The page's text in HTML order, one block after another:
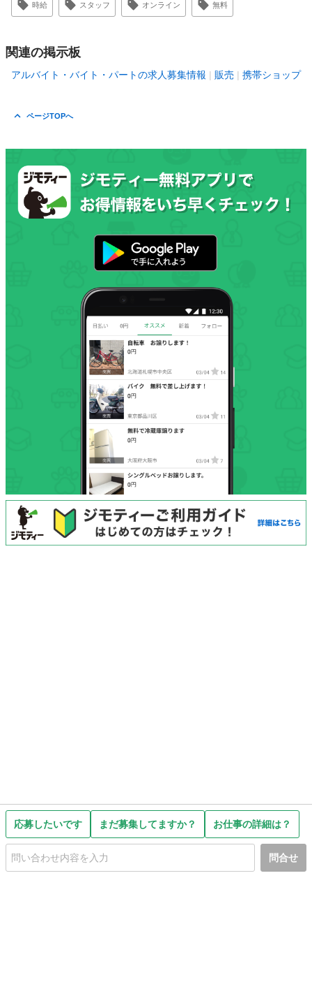
応募したいです まだ募集してますか？ お仕事の詳細は？
問合せ
時給 スタッフ オンライン 無料
関連の掲示板
アルバイト・バイト・パートの求人募集情報 販売 携帯ショップ
ページTOPへ